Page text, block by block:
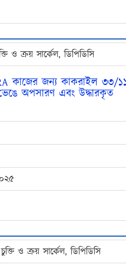
ও ক্রয় সার্কেল, ডিপিডিসি
কাজের জন্য কাকরাইল ৩৩/
অপসারণ এবং উদ্ধারকৃত
ও ক্রয় সার্কেল, ডিপিডিসি